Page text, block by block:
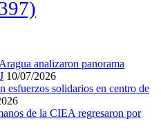
analizaron panorama
10/07/2026
esfuerzos solidarios en centro de
de la CIEA regresaron por